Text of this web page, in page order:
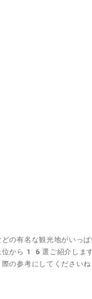
の有名な観光地がい
位から16選ご紹介しま
の参考にしてくださいね